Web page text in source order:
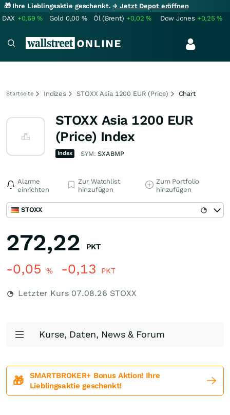
🎁 Ihre Lieblingsaktie geschenkt.→ Jetzt Depot eröffnen
DAX +0,69% Gold 0,00 % Öl (Brent) +0,02% Dow Jones +0,25%
Startseite Indizes STOXX Asia 1200 EUR (Price) Chart
STOXX Asia 1200 EUR
(Price) Index
Index SYM:SXABMP
Alarme
einrichten
Zur Watchlist
hinzufügen
Zum Portfolio
hinzufügen
STOXX
272,22 PKT
-0,05 % -0,13 PKT
Letzter Kurs 07.08.26 STOXX
Kurse, Daten, News & Forum
🎁
SMARTBROKER+ Bonus Aktion! Ihre
Lieblingsaktie geschenkt!